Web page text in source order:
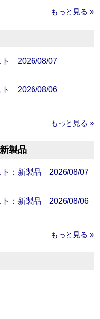
もっと見る »
ト 2026/08/07
ト 2026/08/06
もっと見る »
製品
ト：新製品 2026/08/07
ト：新製品 2026/08/06
もっと見る »